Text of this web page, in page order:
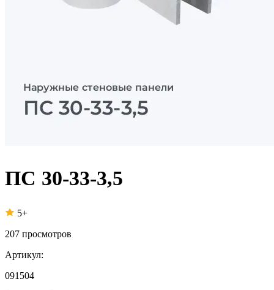
ПС 30-33-3,5
5+
207 просмотров
Артикул:
091504